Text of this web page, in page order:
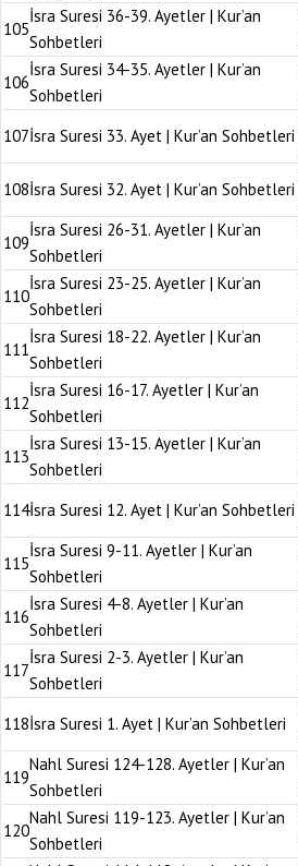
105
İsra Suresi 36-39. Ayetler | Kur’an
Sohbetleri
106
İsra Suresi 34-35. Ayetler | Kur’an
Sohbetleri
107İsra Suresi 33. Ayet | Kur’an Sohbetleri
108İsra Suresi 32. Ayet | Kur’an Sohbetleri
109
İsra Suresi 26-31. Ayetler | Kur’an
Sohbetleri
110
İsra Suresi 23-25. Ayetler | Kur’an
Sohbetleri
111
İsra Suresi 18-22. Ayetler | Kur’an
Sohbetleri
112
İsra Suresi 16-17. Ayetler | Kur’an
Sohbetleri
113
İsra Suresi 13-15. Ayetler | Kur’an
Sohbetleri
114İsra Suresi 12. Ayet | Kur’an Sohbetleri
115
İsra Suresi 9-11. Ayetler | Kur’an
Sohbetleri
116
İsra Suresi 4-8. Ayetler | Kur’an
Sohbetleri
117
İsra Suresi 2-3. Ayetler | Kur’an
Sohbetleri
118İsra Suresi 1. Ayet | Kur’an Sohbetleri
119
Nahl Suresi 124-128. Ayetler | Kur’an
Sohbetleri
120
Nahl Suresi 119-123. Ayetler | Kur’an
Sohbetleri